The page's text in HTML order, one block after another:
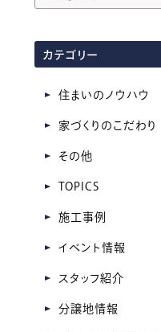
ア
ー
カ
イ
カテゴリー
住まいのノウハウ
家づくりのこだわり
その他
TOPICS
施工事例
イベント情報
スタッフ紹介
分譲地情報